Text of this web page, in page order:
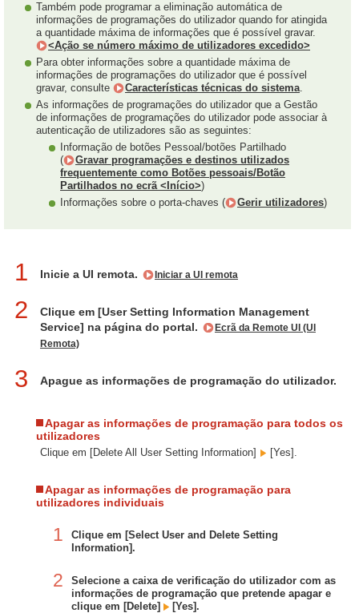
Também pode programar a eliminação automática de
informações de programações do utilizador quando for atingida
a quantidade máxima de informações que é possível gravar.
<Ação se número máximo de utilizadores excedido>
Para obter informações sobre a quantidade máxima de
informações de programações do utilizador que é possível
gravar, consulte
Características técnicas do sistema.
As informações de programações do utilizador que a Gestão
de informações de programações do utilizador pode associar à
autenticação de utilizadores são as seguintes:
Informação de botões Pessoal/botões Partilhado
(
Gravar programações e destinos utilizados
frequentemente como Botões pessoais/Botão
Partilhados no ecrã <Início>)
Informações sobre o porta-chaves (
Gerir utilizadores)
1 Inicie a UI remota. Iniciar a UI remota
2
Clique em [User Setting Information Management
Service] na página do portal.
Ecrã da Remote UI (UI
Remota)
3 Apague as informações de programação do utilizador.
Apagar as informações de programação para todos os
utilizadores
Clique em [Delete All User Setting Information] [Yes].
Apagar as informações de programação para
utilizadores individuais
1
Clique em [Select User and Delete Setting
Information].
2
Selecione a caixa de verificação do utilizador com as
informações de programação que pretende apagar e
clique em [Delete]
[Yes].